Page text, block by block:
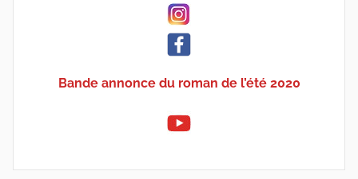
Bande annonce du roman de l’été 2020